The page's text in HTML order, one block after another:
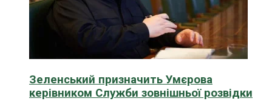
Зеленський призначить Умєрова
керівником Служби зовнішньої розвідки